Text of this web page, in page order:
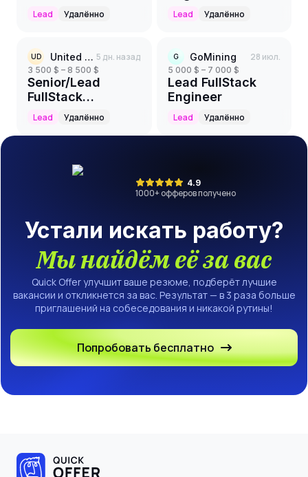
разработчик (C#
+ Angular + AI)
Lead Удалённо Lead Удалённо
UD United Developers 5 дн. назад
3 500 $ – 8 500 $
Senior/Lead
FullStack
Developer (React
Native + React)
Lead Удалённо
G GoMining 28 июл.
5 000 $ – 7 000 $
Lead FullStack
Engineer
Lead Удалённо
4.9
1000+ офферов получено
Устали искать работу?
Мы найдём её за вас
Quick Offer улучшит ваше резюме, подберёт лучшие
вакансии и откликнется за вас. Результат — в 3 раза больше
приглашений на собеседования и никакой рутины!
Попробовать бесплатно